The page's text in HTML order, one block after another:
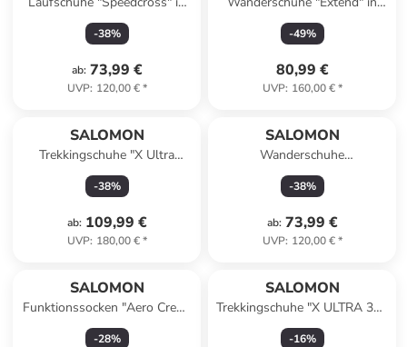
Khaki
-38%
ab: 73,99 €
UVP: 120,00 €*
Schwarz/ Anthrazit
-49%
80,99 €
UVP: 160,00 €*
SALOMON
Trekkingschuhe "X Ultra
Snowpilot" in Anthrazit/
Schwarz
-38%
ab: 109,99 €
UVP: 180,00 €*
SALOMON
Wanderschuhe
"TECHAMPHIBIAN 5" in Rosa
-38%
ab: 73,99 €
UVP: 120,00 €*
SALOMON
Funktionssocken "Aero Crew"
in Anthrazit
-28%
SALOMON
Trekkingschuhe "X ULTRA 360
GTX" in Schwarz/ Grau
-16%